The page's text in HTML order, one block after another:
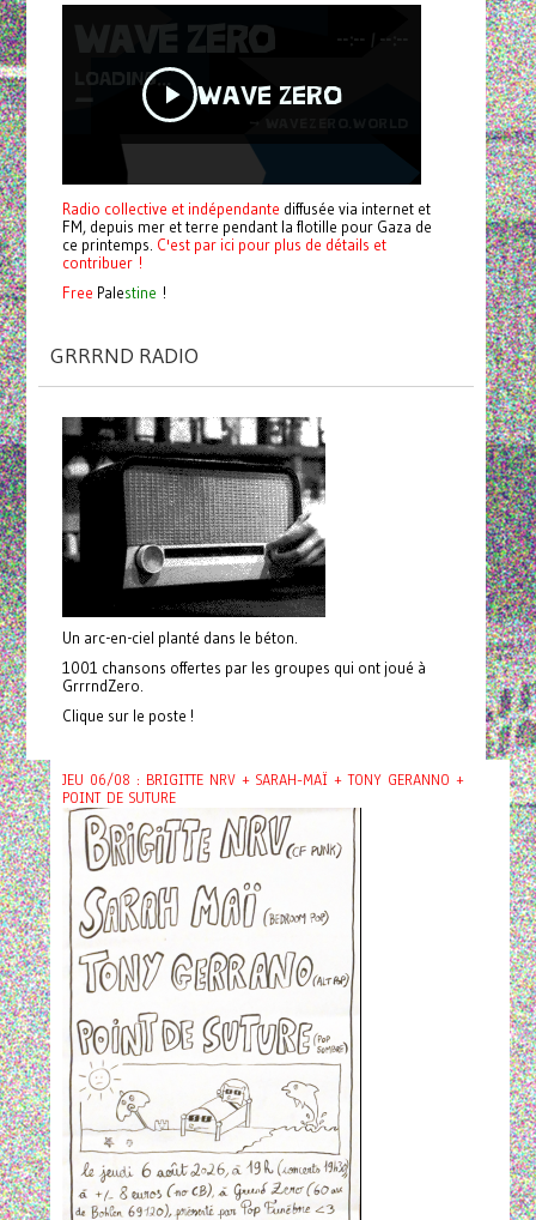
Radio collective et indépendante diffusée via internet et
FM, depuis mer et terre pendant la flotille pour Gaza de
ce printemps. C'est par ici pour plus de détails et
contribuer !
Free Palestine !
GRRRND RADIO
Un arc-en-ciel planté dans le béton.
1001 chansons offertes par les groupes qui ont joué à
GrrrndZero.
Clique sur le poste !
JEU 06/08 : BRIGITTE NRV + SARAH-MAÏ + TONY GERANNO +
POINT DE SUTURE